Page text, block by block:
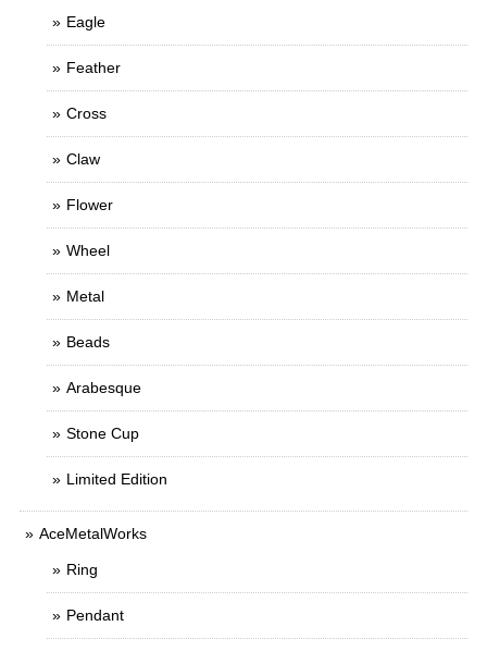
Eagle
Feather
Cross
Claw
Flower
Wheel
Metal
Beads
Arabesque
Stone Cup
Limited Edition
AceMetalWorks
Ring
Pendant